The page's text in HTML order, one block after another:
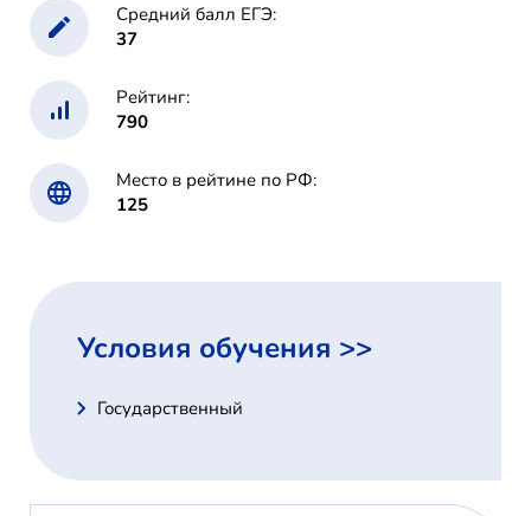
Средний балл ЕГЭ:
37
Рейтинг:
790
Место в рейтине по РФ:
125
Условия обучения >>
Государственный